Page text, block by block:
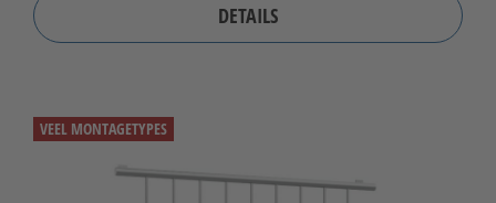
DETAILS
VEEL MONTAGETYPES